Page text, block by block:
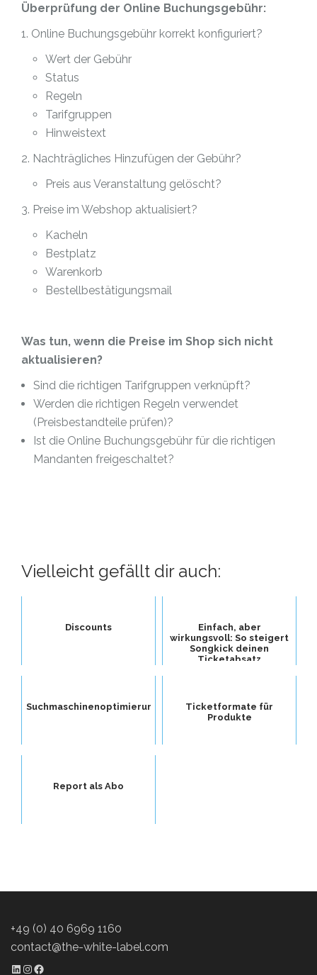
Überprüfung der Online Buchungsgebühr:
1. Online Buchungsgebühr korrekt konfiguriert?
Wert der Gebühr
Status
Regeln
Tarifgruppen
Hinweistext
2. Nachträgliches Hinzufügen der Gebühr?
Preis aus Veranstaltung gelöscht?
3. Preise im Webshop aktualisiert?
Kacheln
Bestplatz
Warenkorb
Bestellbestätigungsmail
Was tun, wenn die Preise im Shop sich nicht
aktualisieren?
Sind die richtigen Tarifgruppen verknüpft?
Werden die richtigen Regeln verwendet
(Preisbestandteile prüfen)?
Ist die Online Buchungsgebühr für die richtigen
Mandanten freigeschaltet?
Vielleicht gefällt dir auch:
Discounts
Einfach, aber
wirkungsvoll: So steigert
Songkick deinen
Ticketabsatz
Suchmaschinenoptimierung
Ticketformate für
Produkte
Report als Abo
+49 (0) 40 6969 1160
contact@the-white-label.com
LinkedIn Profil
Instagram Profil
Facebook Profil